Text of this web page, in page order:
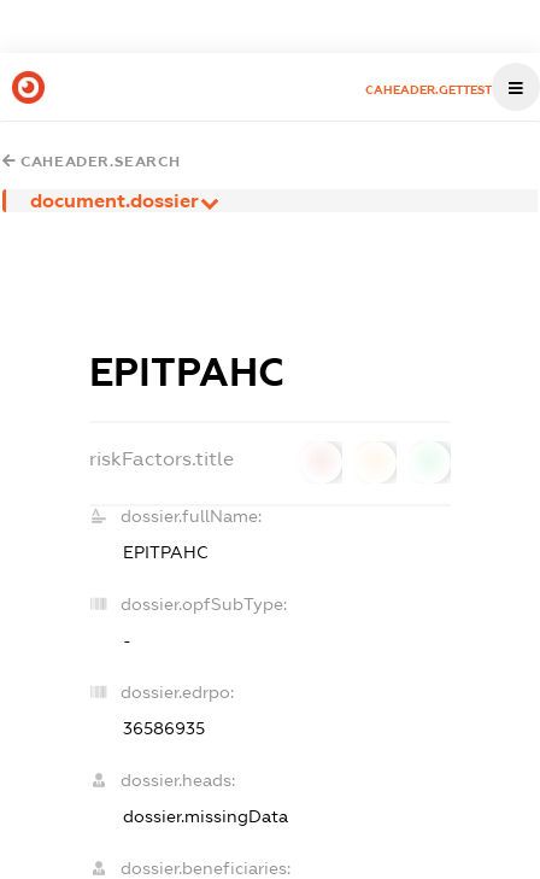
CAHEADER.GETTEST
CAHEADER.SEARCH
document.dossier
ЕРІТРАНС
riskFactors.title
dossier.fullName:
ЕРІТРАНС
dossier.opfSubType:
-
dossier.edrpo:
36586935
dossier.heads:
dossier.missingData
dossier.beneficiaries: